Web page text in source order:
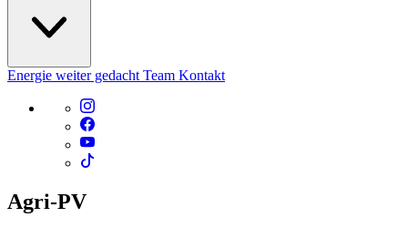
Energie weiter gedacht Team Kontakt
Agri-PV